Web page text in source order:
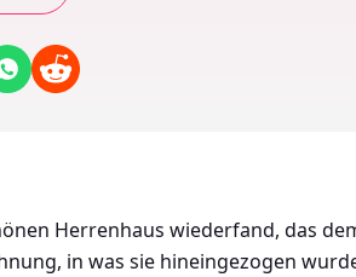
Herrenhaus wiederfand, das
in was sie hineingezogen